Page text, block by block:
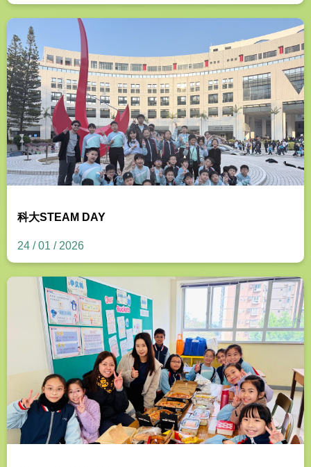
科大STEAM DAY
24 / 01 / 2026